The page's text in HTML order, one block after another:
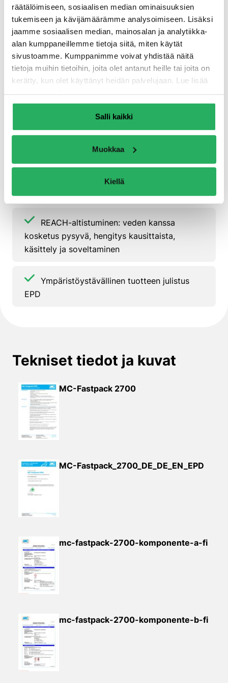
räätälöimiseen, sosiaalisen median ominaisuuksien
tukemiseen ja kävijämäärämme analysoimiseen. Lisäksi
jaamme sosiaalisen median, mainosalan ja analytiikka-
alan kumppaneillemme tietoja siitä, miten käytät
sivustoamme. Kumppanimme voivat yhdistää näitä
tietoja muihin tietoihin, joita olet antanut heille tai joita on
kerätty, kun olet käyttänyt heidän palvelujaan. Lue lisää
Salli kaikki
Muokkaa
Kiellä
Veden syrjäyttävä
Rajoitettu vaahtoaminen kosketuksessa
veden kanssa (kovettunut vaahto)
Kestävä vedenpitävyys
Korkea puristus- ja veto lujuus
Vastaa paloluokkaa B2 DIN 4102
REACH-altistuminen: veden kanssa
kosketus pysyvä, hengitys kausittaista,
käsittely ja soveltaminen
Ympäristöystävällinen tuotteen julistus
EPD
Tekniset tiedot ja kuvat
MC-Fastpack 2700
MC-Fastpack_2700_DE_DE_EN_EPD
mc-fastpack-2700-komponente-a-fi
mc-fastpack-2700-komponente-b-fi